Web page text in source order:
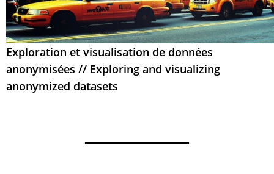
Exploration et visualisation de données
anonymisées // Exploring and visualizing
anonymized datasets